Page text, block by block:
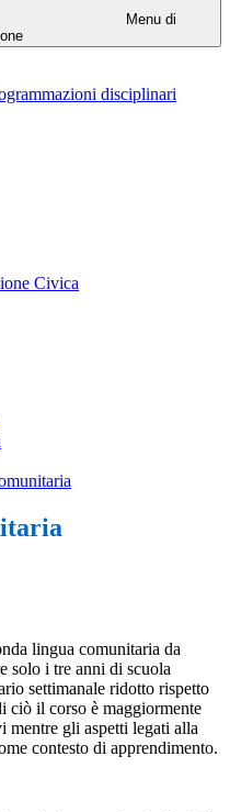
Menu di
disciplinari
Civica
lingua comunitaria da
solo i tre anni di scuola
settimanale ridotto rispetto
ciò il corso è maggiormente
mentre gli aspetti legati alla
contesto di apprendimento.